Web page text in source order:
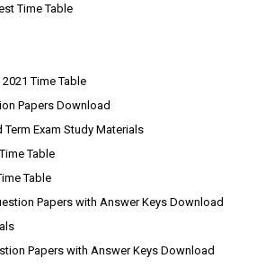
Time Table
Time Table
Papers Download
Exam Study Materials
Table
Table
Papers with Answer Keys Download
Papers with Answer Keys Download